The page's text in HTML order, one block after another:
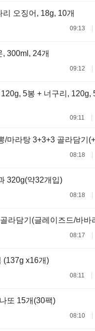
오징어, 18g, 10개
09:13
300ml, 24개
09:12
5봉 + 너구리,
09:11
/마라탕 3+3+3 골라담기
08:18
320g(약32개입)
08:18
라담기(글레이즈드/바바
08:17
(137g x16개)
08:11
또 15개(30팩)
08:10